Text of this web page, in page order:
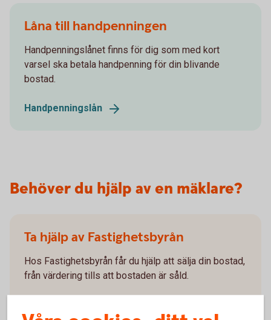
Låna till handpenningen
Handpenningslånet finns för dig som med kort
varsel ska betala handpenning för din blivande
bostad.
Handpenningslån
Behöver du hjälp av en mäklare?
Ta hjälp av Fastighetsbyrån
Hos Fastighetsbyrån får du hjälp att sälja din bostad,
från värdering tills att bostaden är såld.